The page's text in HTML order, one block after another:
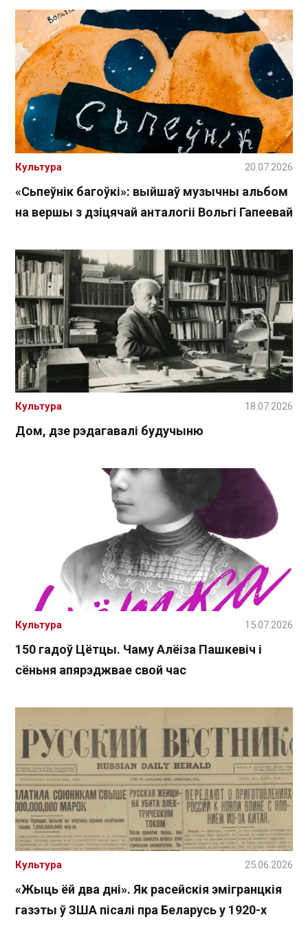
«Сьпеўнік багоўкі»: выйшаў музычны альбом
на вершы з дзіцячай анталогіі Вольгі Гапеевай
Культура 20.07.2026
Дом, дзе рэдагавалі будучыню
Культура 18.07.2026
150 гадоў Цётцы. Чаму Алёіза Пашкевіч і
сёньня апярэджвае свой час
Культура 15.07.2026
«Жыць ёй два дні». Як расейскія эмігранцкія
газэты ў ЗША пісалі пра Беларусь у 1920-х
Культура 25.06.2026